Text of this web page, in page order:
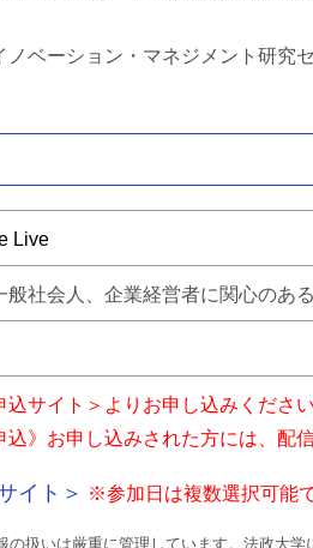
ノベーション・マネジメント研究
Live
般社会人、企業経営者に関心のあ
込サイト＞よりお申し込みください
》お申し込みされた方には、配
イト＞ ※参加日は複数選択可能
の扱いは厳重に管理しています。法政大